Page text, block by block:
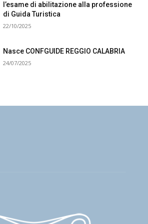
l’esame di abilitazione alla professione
di Guida Turistica
22/10/2025
Nasce CONFGUIDE REGGIO CALABRIA
24/07/2025